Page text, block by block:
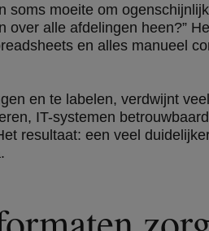
soms moeite om
alle afdelingen heen?”
en alles manueel
en te labelen, verdwijnt
IT-systemen
resultaat: een veel